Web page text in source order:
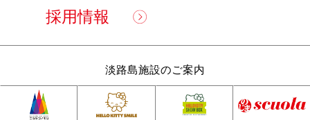
採用情報
淡路島施設のご案内